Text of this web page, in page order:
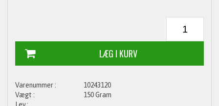
10243120
150 Gram